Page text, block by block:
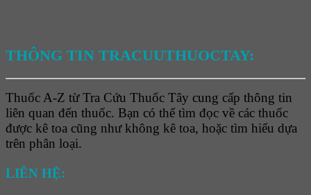
THÔNG TIN TRACUUTHUOCTAY:
Thuốc A-Z từ Tra Cứu Thuốc Tây cung cấp thông tin
liên quan đến thuốc. Bạn có thể tìm đọc về các thuốc
được kê toa cũng như không kê toa, hoặc tìm hiểu dựa
trên phân loại.
LIÊN HỆ: